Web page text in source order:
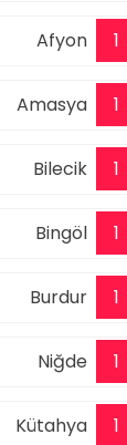
Afyon 1
Amasya 1
Bilecik 1
Bingöl 1
Burdur 1
Niğde 1
Kütahya 1